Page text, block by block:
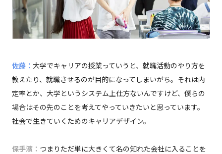
佐藤： 大学でキャリアの授業っていうと、就職活動のやり方を
教えたり、就職させるのが目的になってしまいがち。それは内
定率とか、大学というシステム上仕方ないんですけど、僕らの
場合はその先のことを考えてやっていきたいと思っています。
社会で生きていくためのキャリアデザイン。
保手濱： つまりただ単に大きくて名の知れた会社に入ることを